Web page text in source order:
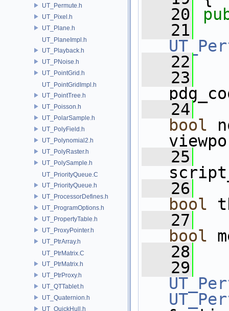
UT_Permute.h
UT_Pixel.h
UT_Plane.h
UT_PlaneImpl.h
UT_Playback.h
UT_PNoise.h
UT_PointGrid.h
UT_PointGridImpl.h
UT_PointTree.h
UT_Poisson.h
UT_PolarSample.h
UT_PolyField.h
UT_Polynomial2.h
UT_PolyRaster.h
UT_PolySample.h
UT_PriorityQueue.C
UT_PriorityQueue.h
UT_ProcessorDefines.h
UT_ProgramOptions.h
UT_PropertyTable.h
UT_ProxyPointer.h
UT_PtrArray.h
UT_PtrMatrix.C
UT_PtrMatrix.h
UT_PtrProxy.h
UT_QTTablet.h
UT_Quaternion.h
UT_QuickHull.h
   20
   21
   22
   23
   24
bool
   25
   26
bool
   27
bool
   28
   29